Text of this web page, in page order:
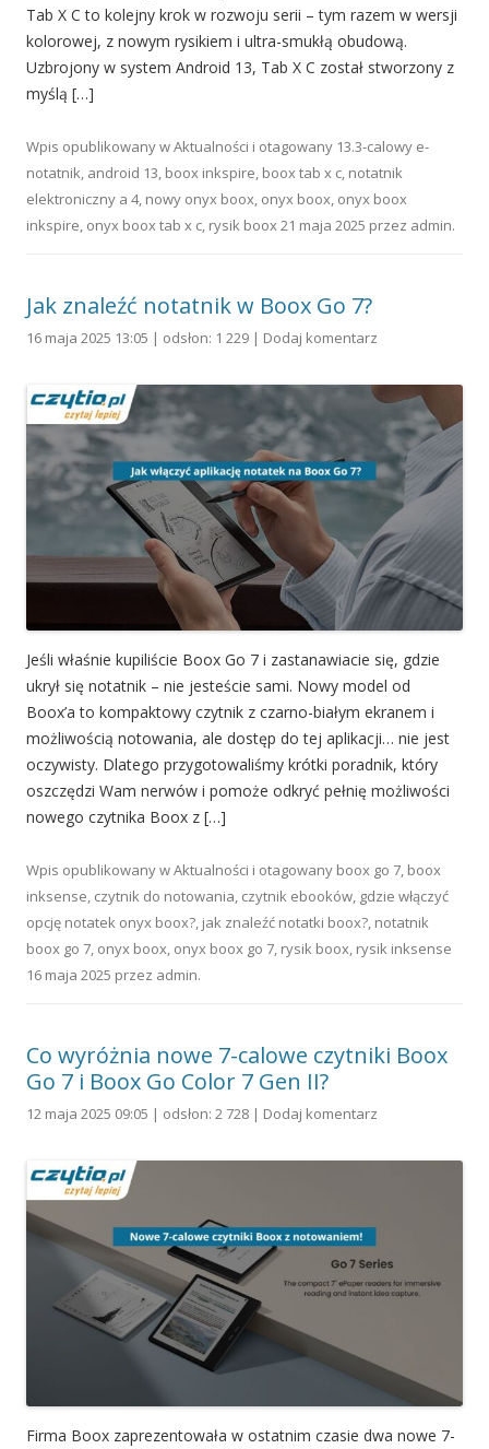
Tab X C to kolejny krok w rozwoju serii – tym razem w wersji
kolorowej, z nowym rysikiem i ultra-smukłą obudową.
Uzbrojony w system Android 13, Tab X C został stworzony z
myślą […]
Wpis opublikowany wAktualności i otagowany 13.3-calowy e-
notatnik, android 13, boox inkspire, boox tab x c, notatnik
elektroniczny a 4, nowy onyx boox, onyx boox, onyx boox
inkspire, onyx boox tab x c, rysik boox21 maja 2025 przez admin.
Jak znaleźć notatnik w Boox Go 7?
16 maja 2025 13:05 | odsłon: 1 229 | Dodaj komentarz
Jeśli właśnie kupiliście Boox Go 7 i zastanawiacie się, gdzie
ukrył się notatnik – nie jesteście sami. Nowy model od
Boox’a to kompaktowy czytnik z czarno-białym ekranem i
możliwością notowania, ale dostęp do tej aplikacji… nie jest
oczywisty. Dlatego przygotowaliśmy krótki poradnik, który
oszczędzi Wam nerwów i pomoże odkryć pełnię możliwości
nowego czytnika Boox z […]
Wpis opublikowany wAktualności i otagowany boox go 7, boox
inksense, czytnik do notowania, czytnik ebooków, gdzie włączyć
opcję notatek onyx boox?, jak znaleźć notatki boox?, notatnik
boox go 7, onyx boox, onyx boox go 7, rysik boox, rysik inksense
16 maja 2025 przez admin.
Co wyróżnia nowe 7-calowe czytniki Boox
Go 7 i Boox Go Color 7 Gen II?
12 maja 2025 09:05 | odsłon: 2 728 | Dodaj komentarz
Firma Boox zaprezentowała w ostatnim czasie dwa nowe 7-